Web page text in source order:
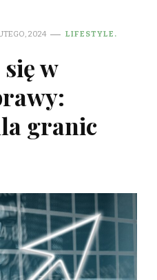
2024 LIFESTYLE.
w
granic